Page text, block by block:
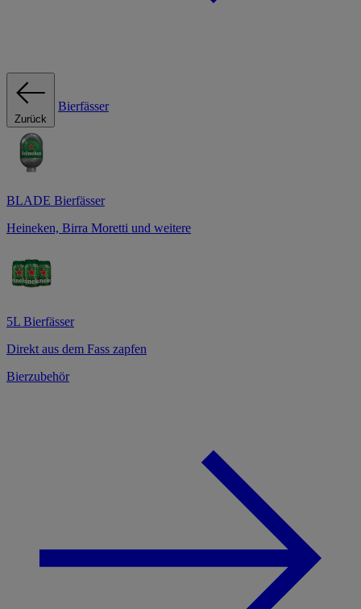
Zurück
Bierfässer
BLADE Bierfässer
Heineken, Birra Moretti und weitere
5L Bierfässer
Direkt aus dem Fass zapfen
Bierzubehör